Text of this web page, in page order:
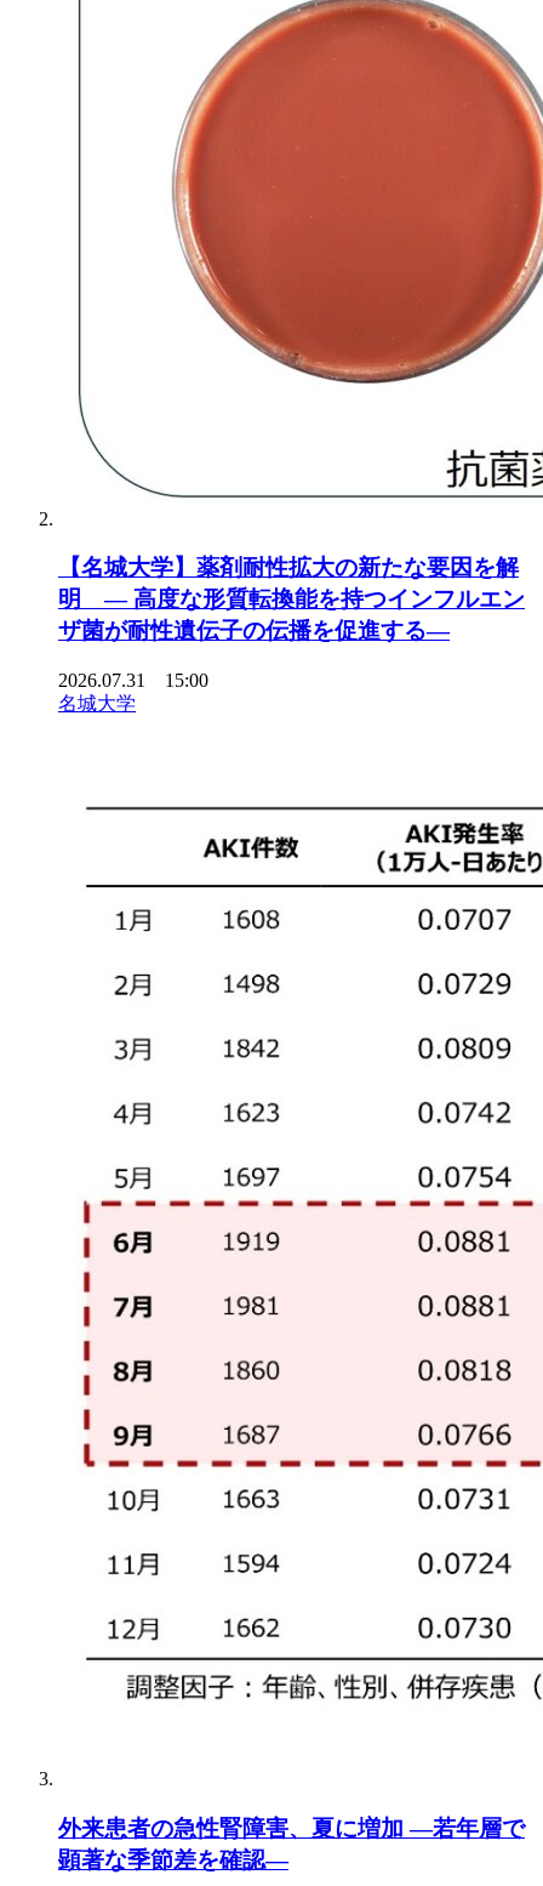
【名城大学】薬剤耐性拡大の新たな要因を解
明 ― 高度な形質転換能を持つインフルエン
ザ菌が耐性遺伝子の伝播を促進する―
2026.07.31 15:00
名城大学
外来患者の急性腎障害、夏に増加 ―若年層で
顕著な季節差を確認―